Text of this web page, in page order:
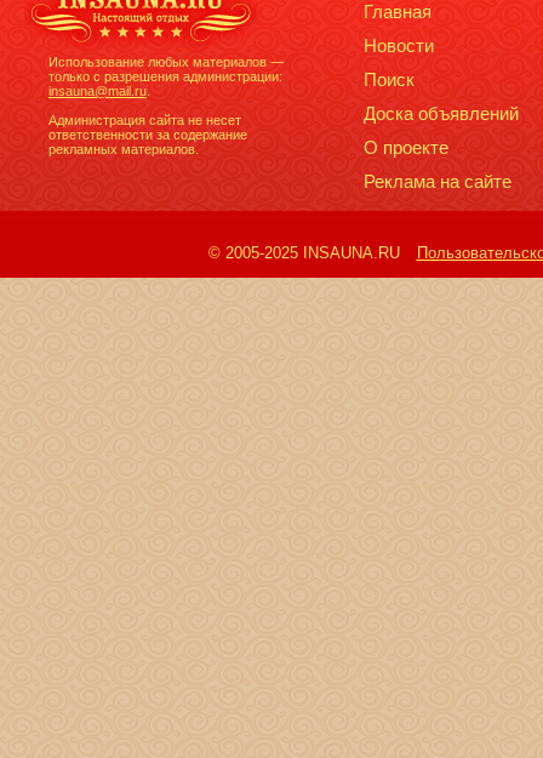
Использование любых материалов —
только с разрешения администрации:
insauna@mail.ru
Администрация сайта не несет
ответственности за содержание
рекламных материалов.
Главная
Новости
Поиск
Доска объявлений
О проекте
Реклама на сайте
© 2005-2025 INSAUNA.RU